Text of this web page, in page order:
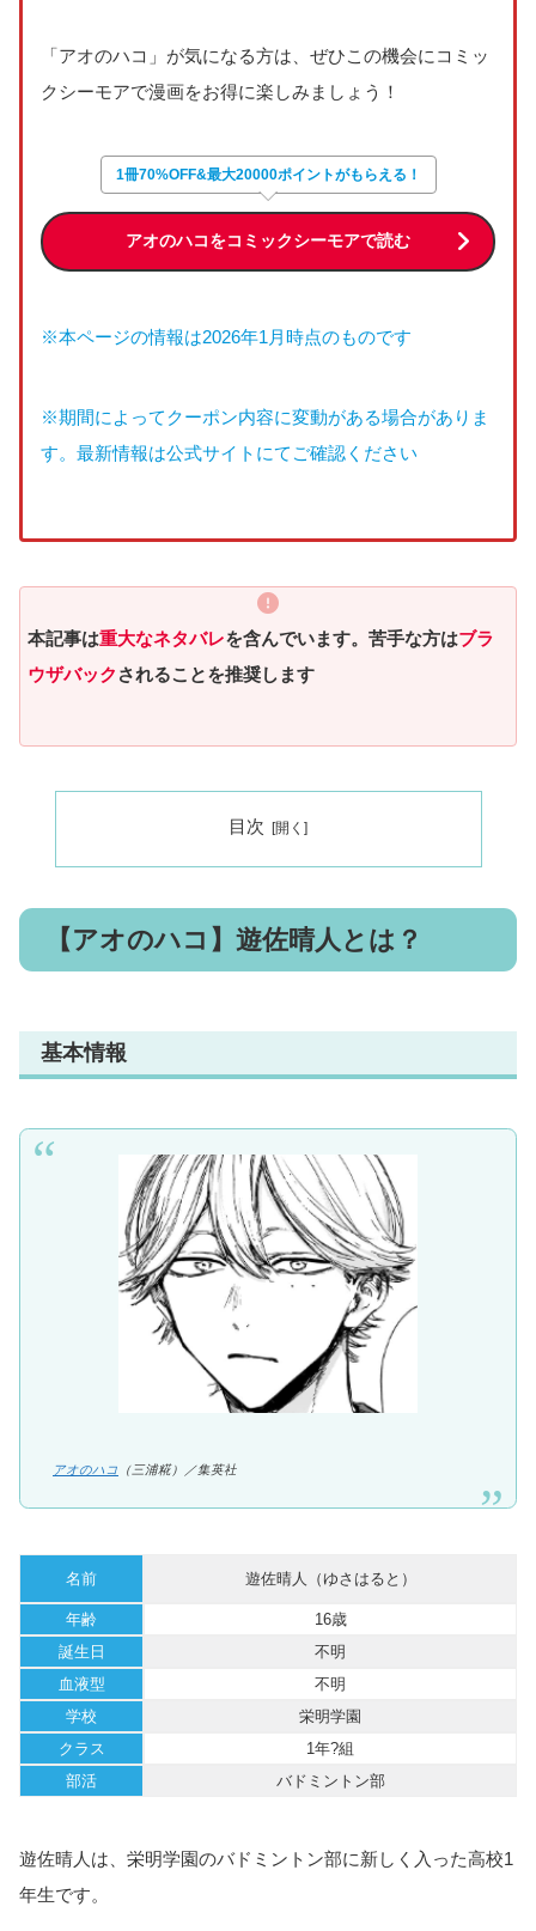
「アオのハコ」が気になる方は、ぜひこの機会にコミッ
クシーモアで漫画をお得に楽しみましょう！
1冊70%OFF&最大20000ポイントがもらえる！
アオのハコをコミックシーモアで読む
※本ページの情報は2026年1月時点のものです
※期間によってクーポン内容に変動がある場合がありま
す。最新情報は公式サイトにてご確認ください
本記事は重大なネタバレを含んでいます。苦手な方はブラ
ウザバック されることを推奨します
目次
【アオのハコ】遊佐晴人とは？
基本情報
アオのハコ （三浦糀）／集英社
名前 遊佐晴人（ゆさはると）
年齢
16歳
誕生日
不明
血液型
不明
学校
栄明学園
クラス
1年?組
部活
バドミントン部
遊佐晴人は、栄明学園のバドミントン部に新しく入った高校1
年生です。